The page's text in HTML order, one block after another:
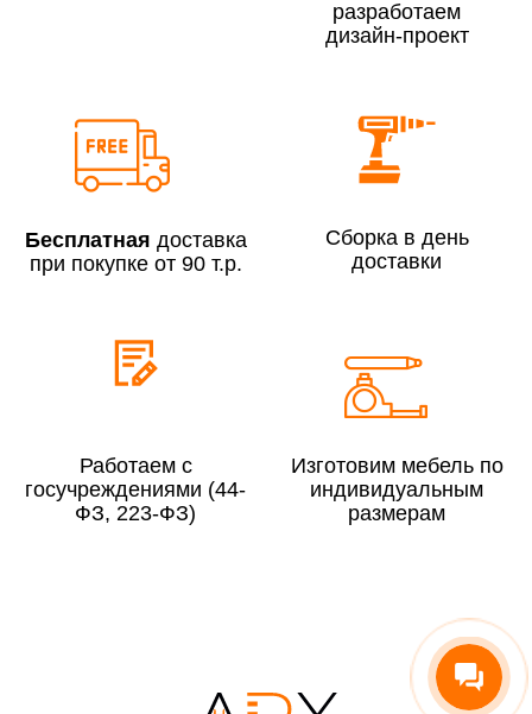
Сборка по Москве в будние дни при заказе:
До 300 000 руб.
7% (но не менее 2 500 руб.)
Свыше 300 000 руб.
До 300 000 руб.
Свыше 300 000 руб.
Сборка в выходные дни и вечернее время:
По Москве
разработаем
дизайн-проект
Бесплатная доставка
при покупке от 90 т.р.
Сборка в день
доставки
Работаем с
госучреждениями (44-
ФЗ, 223-ФЗ)
Изготовим мебель по
индивидуальным
размерам